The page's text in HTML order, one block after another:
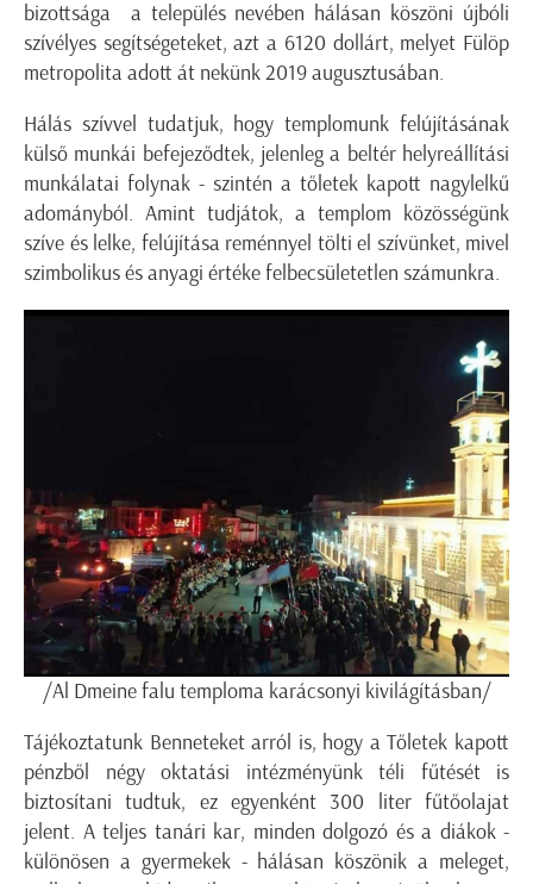
bizottsága a település nevében hálásan köszöni újbóli
szívélyes segítségeteket, azt a 6120 dollárt, melyet Fülöp
metropolita adott át nekünk 2019 augusztusában.
Hálás szívvel tudatjuk, hogy templomunk felújításának
külső munkái befejeződtek, jelenleg a beltér helyreállítási
munkálatai folynak - szintén a tőletek kapott nagylelkű
adományból. Amint tudjátok, a templom közösségünk
szíve és lelke, felújítása reménnyel tölti el szívünket, mivel
szimbolikus és anyagi értéke felbecsületetlen számunkra.
/Al Dmeine falu temploma karácsonyi kivilágításban/
Tájékoztatunk Benneteket arról is, hogy a Tőletek kapott
pénzből négy oktatási intézményünk téli fűtését is
biztosítani tudtuk, ez egyenként 300 liter fűtőolajat
jelent. A teljes tanári kar, minden dolgozó és a diákok -
különösen a gyermekek - hálásan köszönik a meleget,